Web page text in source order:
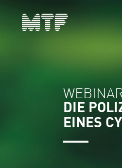
DIE
EINES